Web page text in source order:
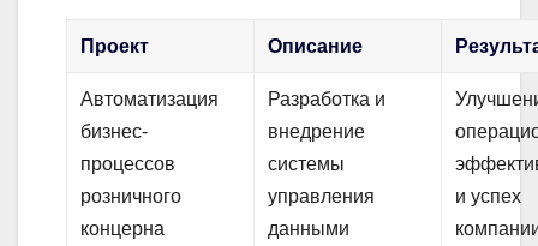
Проект Описание
Автоматизация
бизнес-
процессов
розничного
концерна
Разработка и
внедрение
системы
управления
данными
и успех